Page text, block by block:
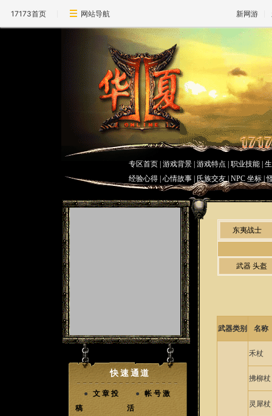
17173首页 网站导航 新网游
专区首页 |游戏背景 |游戏特点 |职业技能 |
经验心得 | 心情故事 | 氏族交友|NPC 坐标 |
快速通道
●
文章投
稿
●
帐号激
活
东夷战士
武器 头盔
武器类别 名称
禾杖
拂柳杖
灵犀杖